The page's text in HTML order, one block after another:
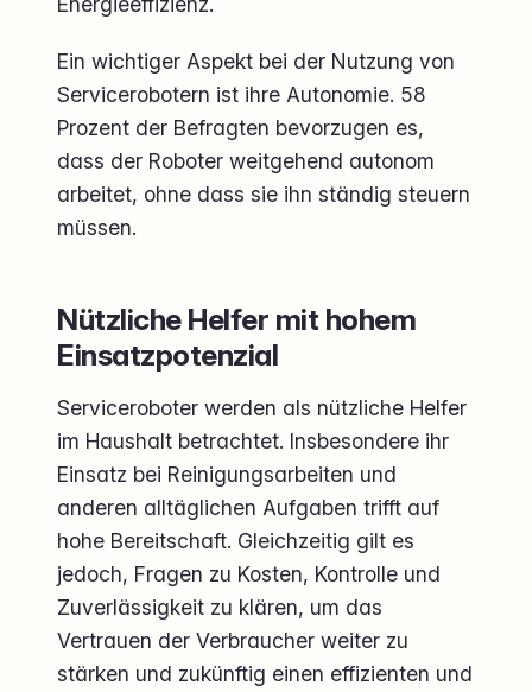
Ein wichtiger Aspekt bei der Nutzung von
Servicerobotern ist ihre Autonomie. 58
Prozent der Befragten bevorzugen es,
dass der Roboter weitgehend autonom
arbeitet, ohne dass sie ihn ständig steuern
müssen.
Nützliche Helfer mit hohem
Einsatzpotenzial
Serviceroboter werden als nützliche Helfer
im Haushalt betrachtet. Insbesondere ihr
Einsatz bei Reinigungsarbeiten und
anderen alltäglichen Aufgaben trifft auf
hohe Bereitschaft. Gleichzeitig gilt es
jedoch, Fragen zu Kosten, Kontrolle und
Zuverlässigkeit zu klären, um das
Vertrauen der Verbraucher weiter zu
stärken und zukünftig einen effizienten und